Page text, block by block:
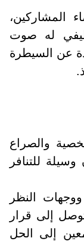
المشاركين،
له صوت
عن السيطرة
والصراع
للتنافر
النظر
إلى قرار
إلى الحل